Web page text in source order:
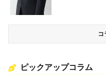
コ
ピックアップコラム